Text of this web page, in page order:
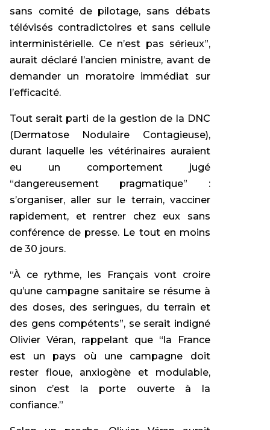
sans comité de pilotage, sans débats
télévisés contradictoires et sans cellule
interministérielle. Ce n’est pas sérieux”,
aurait déclaré l’ancien ministre, avant de
demander un moratoire immédiat sur
l’efficacité.
Tout serait parti de la gestion de la DNC
(Dermatose Nodulaire Contagieuse),
durant laquelle les vétérinaires auraient
eu un comportement jugé
“dangereusement pragmatique” :
s’organiser, aller sur le terrain, vacciner
rapidement, et rentrer chez eux sans
conférence de presse. Le tout en moins
de 30 jours.
“À ce rythme, les Français vont croire
qu’une campagne sanitaire se résume à
des doses, des seringues, du terrain et
des gens compétents”, se serait indigné
Olivier Véran, rappelant que “la France
est un pays où une campagne doit
rester floue, anxiogène et modulable,
sinon c’est la porte ouverte à la
confiance.”